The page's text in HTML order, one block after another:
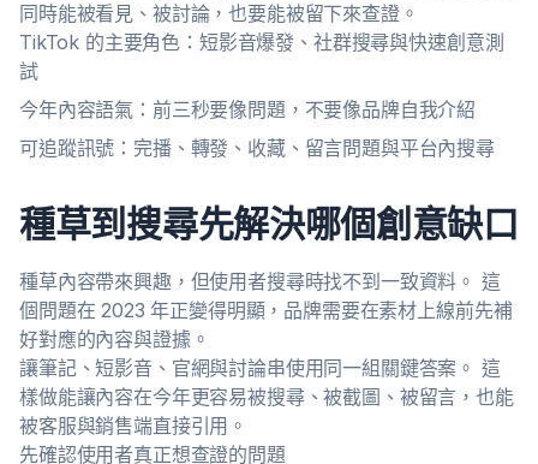
同時能被看見、被討論，也要能被留下來查證。
TikTok 的主要角色：短影音爆發、社群搜尋與快速創意測
試
今年內容語氣：前三秒要像問題，不要像品牌自我介紹
可追蹤訊號：完播、轉發、收藏、留言問題與平台內搜尋
種草到搜尋先解決哪個創意缺口
種草內容帶來興趣，但使用者搜尋時找不到一致資料。 這
個問題在 2023 年正變得明顯，品牌需要在素材上線前先補
好對應的內容與證據。
讓筆記、短影音、官網與討論串使用同一組關鍵答案。 這
樣做能讓內容在今年更容易被搜尋、被截圖、被留言，也能
被客服與銷售端直接引用。
先確認使用者真正想查證的問題